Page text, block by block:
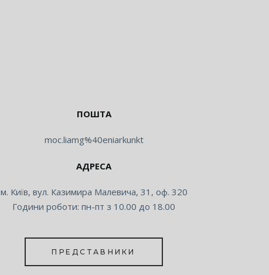
ПОШТА
moc.liamg%40eniarkunkt
АДРЕСА
м. Київ, вул. Казимира Малевича, 31, оф. 320
Години роботи: пн-пт з 10.00 до 18.00
ПРЕДСТАВНИКИ